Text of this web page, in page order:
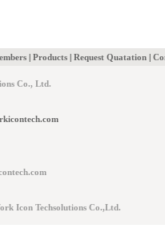
| Products | Request Quatation |
Co., Ltd.
Icon Techsolutions Co.,Ltd.